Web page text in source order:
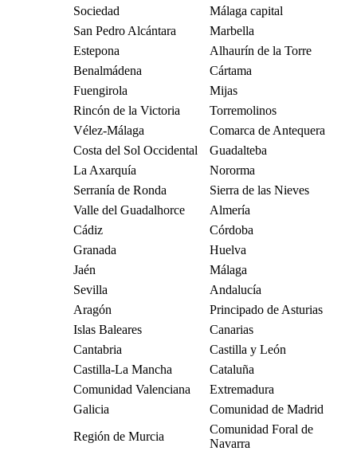
Sociedad
Málaga capital
San Pedro Alcántara
Marbella
Estepona
Alhaurín de la Torre
Benalmádena
Cártama
Fuengirola
Mijas
Rincón de la Victoria
Torremolinos
Vélez-Málaga
Comarca de Antequera
Costa del Sol Occidental
Guadalteba
La Axarquía
Nororma
Serranía de Ronda
Sierra de las Nieves
Valle del Guadalhorce
Almería
Cádiz
Córdoba
Granada
Huelva
Jaén
Málaga
Sevilla
Andalucía
Aragón
Principado de Asturias
Islas Baleares
Canarias
Cantabria
Castilla y León
Castilla-La Mancha
Cataluña
Comunidad Valenciana
Extremadura
Galicia
Comunidad de Madrid
Región de Murcia
Comunidad Foral de
Navarra